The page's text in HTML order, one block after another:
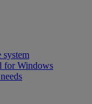
system
for Windows